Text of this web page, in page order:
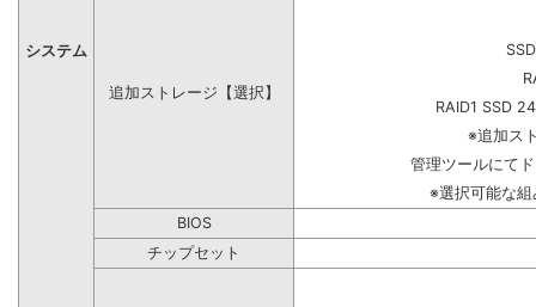
システム
追加ストレージ【選択】
RAID1 SSD
※追加ス
管理ツールにて
※選択可能な
BIOS
チップセット